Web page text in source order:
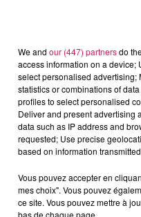
villes vont
En 2020, les
dit contre ce mode de
d’aujourd’hui
de
We and our (447) partnersdo
access information on a device;
select personalised advertising;
statistics or combinations of
profiles to select personalised
Deliver and present advertising
data such as IP address and
requested; Use precise
based on information
Vous pouvez accepter en
mes choix". Vous pouvez
ce site. Vous pouvez mettre à
bas de chaque page.